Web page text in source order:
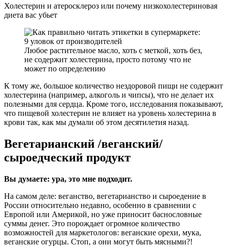
Холестерин и атеросклероз или почему низкохолестериновая
диета вас убьет
Любое растительное масло, хоть с меткой, хоть без,
не содержит холестерина, просто потому что не
может по определению
К тому же, большое количество нездоровой пищи не содержит
холестерина (например, алкоголь и чипсы), что не делает их
полезными для сердца. Кроме того, исследования показывают,
что пищевой холестерин не влияет на уровень холестерина в
крови так, как мы думали об этом десятилетия назад.
Вегетарианский /веганский/
сыроедческий продукт
Вы думаете: ура, это мне подходит.
На самом деле: веганство, вегетарианство и сыроедение в
России относительно недавно, особенно в сравнении с
Европой или Америкой, но уже приносит баснословные
суммы денег. Это порождает огромное количество
возможностей для маркетологов: веганские орехи, мука,
веганские огурцы. Стоп, а они могут быть мясными?!